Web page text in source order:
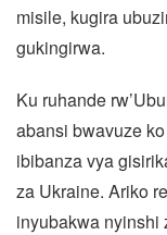
misile, kugira
gukingirwa.
Ku ruhande
abansi bwavuze
ibibanza vya
za Ukraine. Ariko
inyubakwa nyinshi